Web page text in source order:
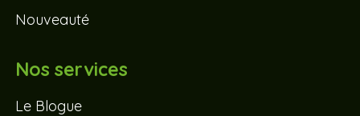
Nouveauté
Nos services
Le Blogue